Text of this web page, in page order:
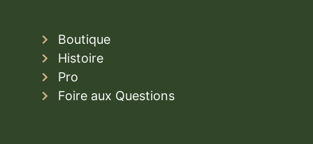
Boutique
Histoire
Pro
Foire aux Questions